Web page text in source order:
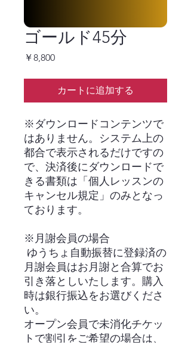
ゴールド45分
￥8,800価
カートに追加する
※ダウンロードコンテンツで
はありません。システム上の
都合で表示されるだけですの
で、決済後にダウンロードで
きる書類は「個人レッスンの
キャンセル規定」のみとなっ
ております。
※月謝会員の場合
ゆうちょ自動振替に登録済の
月謝会員はお月謝と合算でお
引き落としいたします。購入
時は銀行振込をお選びくださ
い。
オープン会員で未消化チケッ
トで割引をご希望の場合は、